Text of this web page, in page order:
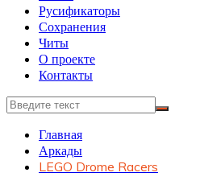
Русификаторы
Сохранения
Читы
О проекте
Контакты
Главная
Аркады
LEGO Drome Racers